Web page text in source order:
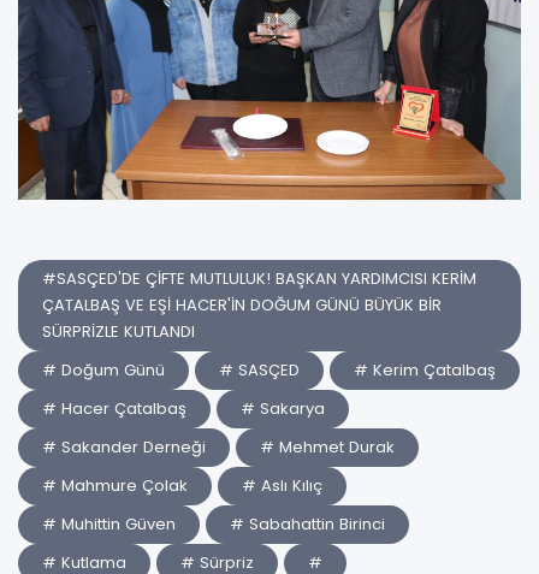
#SASÇED'DE ÇİFTE MUTLULUK! BAŞKAN YARDIMCISI KERİM
ÇATALBAŞ VE EŞİ HACER'İN DOĞUM GÜNÜ BÜYÜK BİR
SÜRPRİZLE KUTLANDI
# Doğum Günü
# SASÇED
# Kerim Çatalbaş
# Hacer Çatalbaş
# Sakarya
# Sakander Derneği
# Mehmet Durak
# Mahmure Çolak
# Aslı Kılıç
# Muhittin Güven
# Sabahattin Birinci
# Kutlama
# Sürpriz #